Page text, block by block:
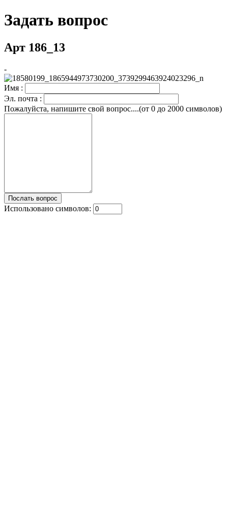
Задать вопрос
Арт 186_13
-
Имя :
Эл. почта :
Пожалуйста, напишите свой вопрос....(от 0 до 2000 символов)
Использовано символов: